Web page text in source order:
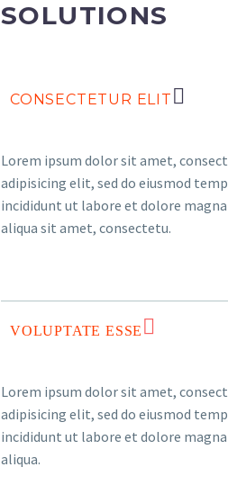
SOLUTIONS
CONSECTETUR ELIT
Lorem ipsum dolor sit amet,
adipisicing elit, sed do eiusmod
incididunt ut labore et dolore magna
aliqua sit amet, consectetu.
VOLUPTATE ESSE
Lorem ipsum dolor sit amet,
adipisicing elit, sed do eiusmod
incididunt ut labore et dolore magna
aliqua.